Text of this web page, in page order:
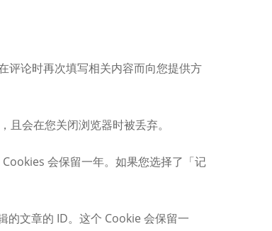
评论时再次填写相关内容而向您提供方
会在您关闭浏览器时被丢弃。
会保留一年。如果您选择了「记
的文章的 ID。这个 Cookie 会保留一